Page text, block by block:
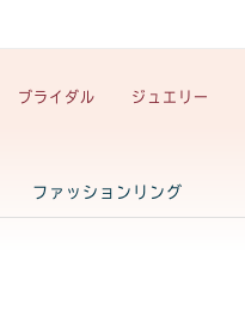
ブライダル ジュエリー
ファッションリング